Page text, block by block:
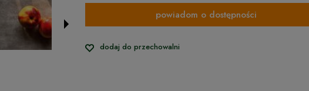
powiadom o dostępności
dodaj do przechowalni